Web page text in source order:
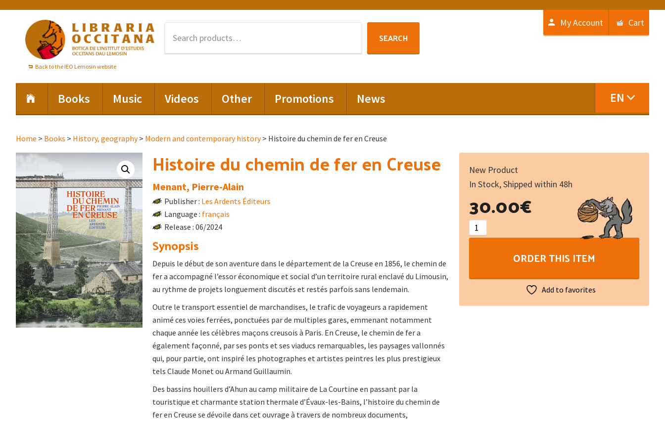
primary
navigation
content
Back to the IEO Lemosin website
SEARCH
My Account Cart
Books Music Videos Other Promotions News EN
Home > Books > History, geography> Modern and contemporary history> Histoire du chemin de fer en Creuse
Histoire du chemin de fer en Creuse
Menant, Pierre-Alain
Publisher : Les Ardents Éditeurs
Language : français
Release : 06/2024
Synopsis
Depuis le début de son aventure dans le département de la Creuse en 1856, le chemin de
fer a accompagné l’essor économique et social d’un territoire rural enclavé du Limousin,
au rythme de projets longuement discutés et restés parfois sans lendemain.
Outre le transport essentiel de marchandises, le trafic de voyageurs a rapidement
animé ces voies ferrées, ponctuées par de multiples gares, emmenant notamment
chaque année les célèbres maçons creusois à Paris. En Creuse, le chemin de fer a
également façonné, par ses ponts et ses viaducs remarquables, les paysages vallonnés
qui, pour partie, ont inspiré les photo­graphes et artistes peintres les plus prestigieux
tels Claude Monet ou Armand Guillaumin.
Des bassins houillers d’Ahun au camp militaire de La Courtine en passant par la
touristique et charmante station thermale d’Évaux-les-Bains, l’histoire du chemin de
fer en Creuse se dévoile dans cet ouvrage à travers de nombreux documents,
New Product
In Stock, Shipped within 48h
30.00€
du
chemin
de
ORDER THIS ITEM
Add to favorites